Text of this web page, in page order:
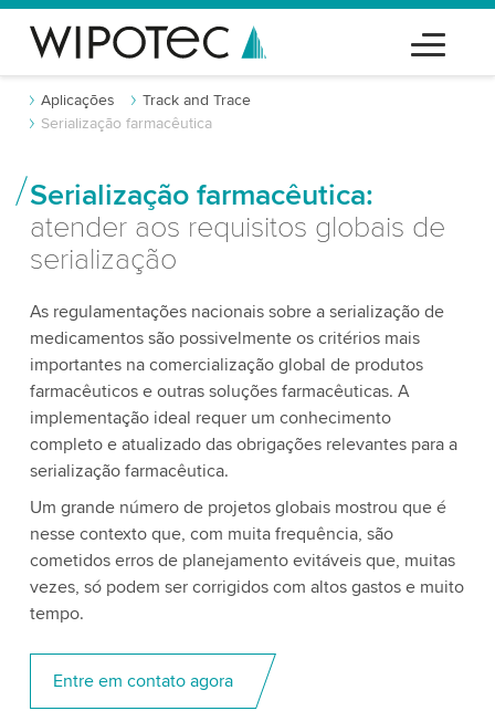
Aplicações
Track and Trace
Serialização farmacêutica
Serialização farmacêutica:
atender aos requisitos globais de
serialização
As regulamentações nacionais sobre a serialização de
medicamentos são possivelmente os critérios mais
importantes na comercialização global de produtos
farmacêuticos e outras soluções farmacêuticas. A
implementação ideal requer um conhecimento
completo e atualizado das obrigações relevantes para a
serialização farmacêutica.
Um grande número de projetos globais mostrou que é
nesse contexto que, com muita frequência, são
cometidos erros de planejamento evitáveis que, muitas
vezes, só podem ser corrigidos com altos gastos e muito
tempo.
Entre em contato agora